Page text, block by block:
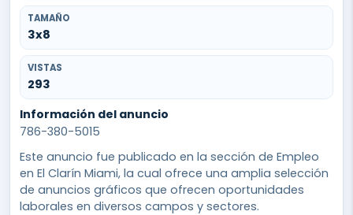
TAMAÑO
3x8
VISTAS
293
Información del anuncio
786-380-5015
Este anuncio fue publicado en la sección de Empleo
en El Clarín Miami, la cual ofrece una amplia selección
de anuncios gráficos que ofrecen oportunidades
laborales en diversos campos y sectores.